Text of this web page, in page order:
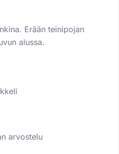
Erään teinipojan
alussa.
arvostelu